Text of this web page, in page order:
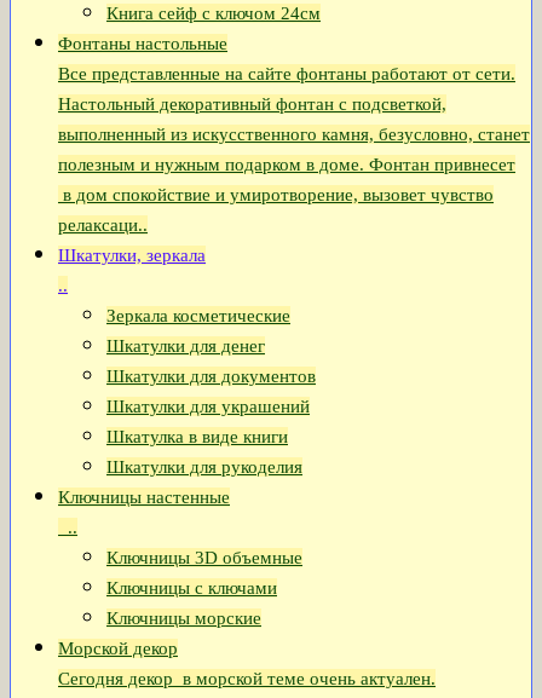
Книга сейф с ключом 24см
Фонтаны настольные
Все представленные на сайте фонтаны работают от сети.
Настольный декоративный фонтан с подсветкой,
выполненный из искусственного камня, безусловно, станет
полезным и нужным подарком в доме. Фонтан привнесет
в дом спокойствие и умиротворение, вызовет чувство
релаксаци..
Шкатулки, зеркала
..
Зеркала косметические
Шкатулки для денег
Шкатулки для документов
Шкатулки для украшений
Шкатулка в виде книги
Шкатулки для рукоделия
Ключницы настенные
..
Ключницы 3D объемные
Ключницы с ключами
Ключницы морские
Морской декор
Сегодня декор в морской теме очень актуален.